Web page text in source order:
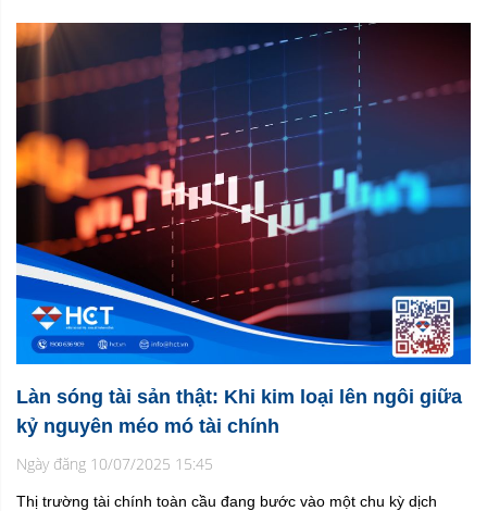
Làn sóng tài sản thật: Khi kim loại lên ngôi giữa
kỷ nguyên méo mó tài chính
Ngày đăng 10/07/2025 15:45
Thị trường tài chính toàn cầu đang bước vào một chu kỳ dịch